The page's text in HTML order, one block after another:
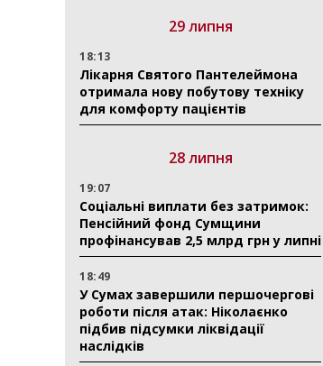
29 липня
18:13
Лікарня Святого Пантелеймона
отримала нову побутову техніку
для комфорту пацієнтів
28 липня
19:07
Соціальні виплати без затримок:
Пенсійний фонд Сумщини
профінансував 2,5 млрд грн у липні
18:49
У Сумах завершили першочергові
роботи після атак: Ніколаєнко
підбив підсумки ліквідації
наслідків